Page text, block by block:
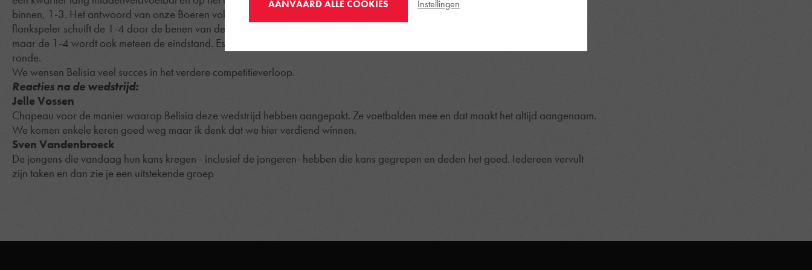
binnen, 1-3. Het antwoord van onze Boeren volgt snel. Een prima combinatie via Vossen en Hedl brengt de bal tot bij Soglo. De
flankspeler schuift de 1-4 door de benen van de Limburgse doelman. We noteren langs beide kanten nog enkele kleine kansjes,
maar de 1-4 wordt ook meteen de eindstand. Essevee bekert verder en kent donderdagavond zijn tegenstander in de volgende
ronde.
We wensen Belisia veel succes in het verdere competitieverloop.
Reacties na de wedstrijd:
Jelle Vossen
Chapeau voor de manier waarop Belisia deze wedstrijd hebben aangepakt. Ze voetbalden mee en dat maakt het altijd aangenaam.
We komen enkele keren goed weg maar ik denk dat we hier verdiend winnen.
Sven Vandenbroeck
De jongens die vandaag hun kans kregen - inclusief de jongeren- hebben die kans gegrepen en deden het goed. Iedereen vervult
zijn taken en dan zie je een uitstekende groep
AANVAARD ALLE COOKIES Instellingen